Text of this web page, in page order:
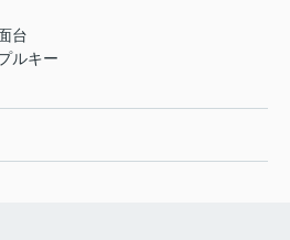
台
ルキー